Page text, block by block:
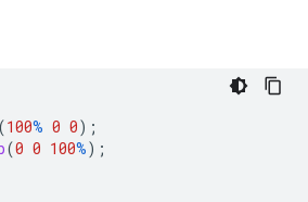
(100% 0 0);
(0 0 100%);